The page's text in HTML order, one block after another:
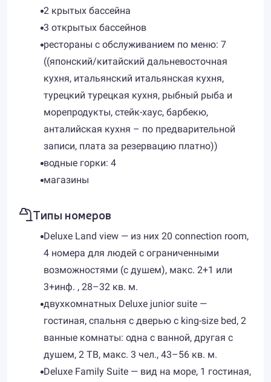
2 крытых бассейна
3 открытых бассейнов
рестораны с обслуживанием по меню: 7
((японский/китайский дальневосточная
кухня, итальянский итальянская кухня,
турецкий турецкая кухня, рыбный рыба и
морепродукты, стейк-хаус, барбекю,
анталийская кухня – по предварительной
записи, плата за резервацию платно))
водные горки: 4
магазины
Типы номеров
Deluxe Land view — из них 20 connection room,
4 номера для людей с ограниченными
возможностями (с душем), макс. 2+1 или
3+инф. , 28–32 кв. м.
двухкомнатных Deluxe junior suite —
гостиная, спальня c дверью с king-size bed, 2
ванные комнаты: одна с ванной, другая с
душем, 2 ТВ, макс. 3 чел., 43–56 кв. м.
Deluxe Family Suite — вид на море, 1 гостиная,